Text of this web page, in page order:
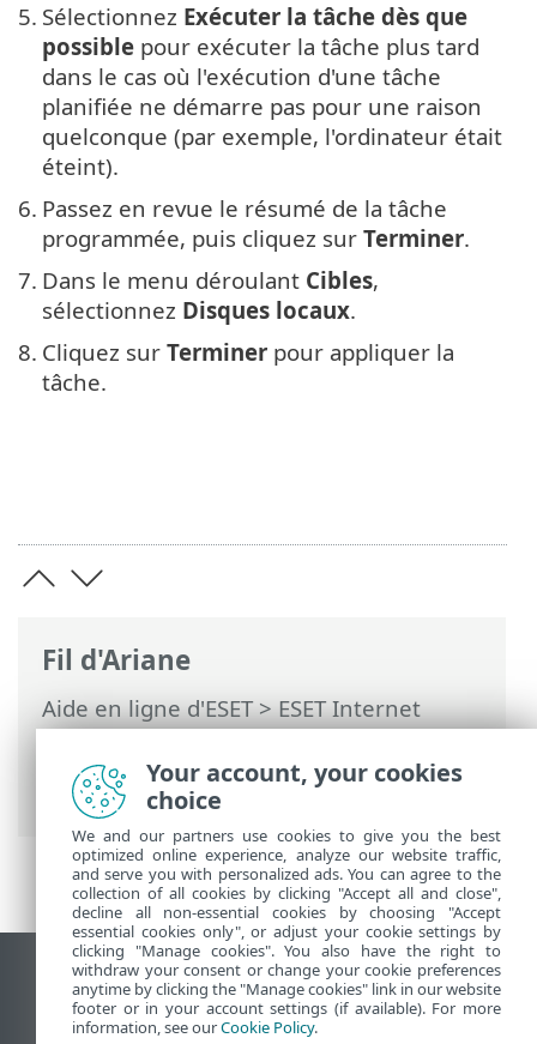
Fil d'Ariane
Aide en ligne d'ESET>ESET Internet
Security>Foire aux questions>
Comment planifier une analyse
hebdomadaire d'un ordinateur
5. Sélectionnez Exécuter la tâche dès que
possible pour exécuter la tâche plus tard
dans le cas où l'exécution d'une tâche
planifiée ne démarre pas pour une raison
quelconque (par exemple, l'ordinateur était
éteint).
6. Passez en revue le résumé de la tâche
programmée, puis cliquez sur Terminer.
7. Dans le menu déroulant Cibles,
sélectionnez Disques locaux.
8. Cliquez sur Terminer pour appliquer la
tâche.
Afficher le site pour ordinateur de bureau
End of Life
Your account, your cookies
choice
We and our partners use cookies to give you the best
optimized online experience, analyze our website traffic,
and serve you with personalized ads. You can agree to the
collection of all cookies by clicking "Accept all and close",
decline all non-essential cookies by choosing "Accept
essential cookies only", or adjust your cookie settings by
clicking "Manage cookies". You also have the right to
withdraw your consent or change your cookie preferences
anytime by clicking the "Manage cookies" link in our website
footer or in your account settings (if available). For more
information, see ourCookie Policy.